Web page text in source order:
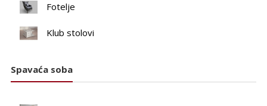
Fotelje
Klub stolovi
Spavaća soba